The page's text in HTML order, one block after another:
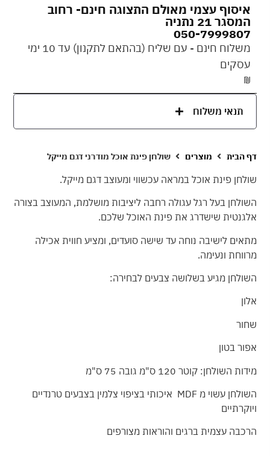
איסוף עצמי מאולם התצוגה חינם- רחוב
המסגר 21 נתניה
050-7999807
משלוח חינם - עם שליח (בהתאם לתקנון) עד 10 ימי
עסקים
₪
תנאי משלוח
דף הבית מוצרים שולחן פינת אוכל מודרני דגם מייקל
שולחן פינת אוכל במראה עכשווי ומעוצב דגם מייקל.
השולחן בעל רגל עגולה רחבה ליציבות מושלמת, המעוצב בצורה
אלגנטית שישדרג את פינת האוכל שלכם.
מתאים לישיבה נוחה עד שישה סועדים, ומציע חווית אכילה
מרווחת ונעימה.
השולחן מגיע בשלושה צבעים לבחירה:
אלון
שחור
אפור בטון
מידות השולחן: קוטר 120 ס"מ גובה 75 ס"מ
השולחן עשוי מ MDF איכותי בציפוי צלמין בצבעים טרנדיים
ויוקרתיים
הרכבה עצמית ברגים והוראות מצורפים